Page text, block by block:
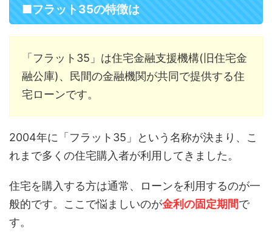
■フラット35の特徴は
「フラット35」は住宅金融支援機構(旧住宅金
融公庫)、民間の金融機関が共同で提供する住
宅ローンです。
2004年に「フラット35」という名称が決まり、こ
れまで多くの住宅購入者が利用してきました。
住宅を購入する方は通常、ローンを利用するのが一
般的です。ここで悩ましいのが金利の固定期間で
す。